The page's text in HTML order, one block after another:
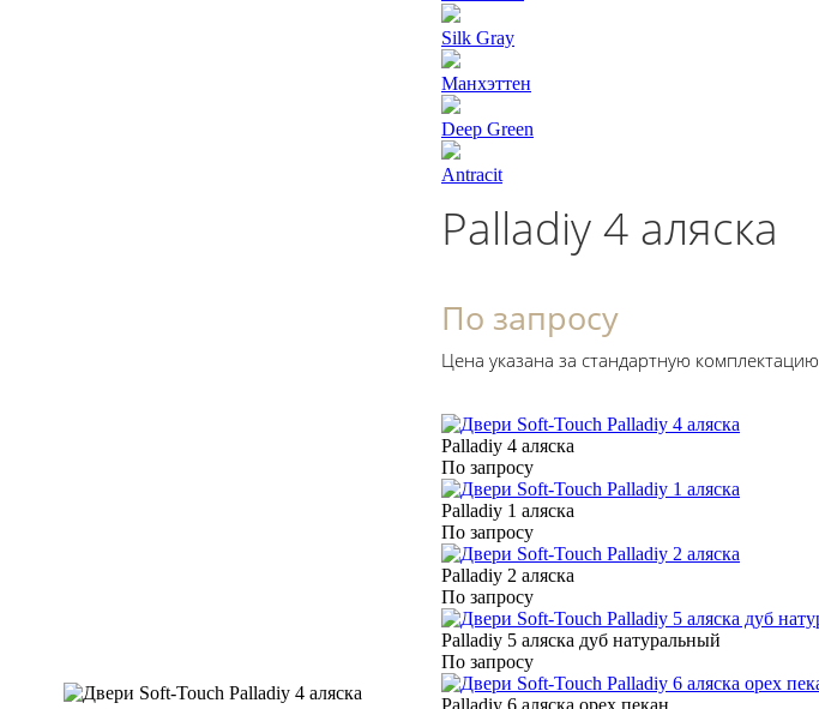
Silk Gray
Манхэттен
Deep Green
Antracit
Palladiy 4 аляска
По запросу
Цена указана за стандартную комплектацию
Palladiy 4 аляска
По запросу
Palladiy 1 аляска
По запросу
Palladiy 2 аляска
По запросу
Palladiy 5 аляска дуб натуральный
По запросу
Palladiy 6 аляска орех пекан